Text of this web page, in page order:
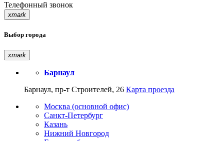
Телефонный звонок
xmark
Выбор города
xmark
Барнаул
Барнаул, пр-т Строителей, 26 Карта проезда
Москва (основной офис)
Санкт-Петербург
Казань
Нижний Новгород